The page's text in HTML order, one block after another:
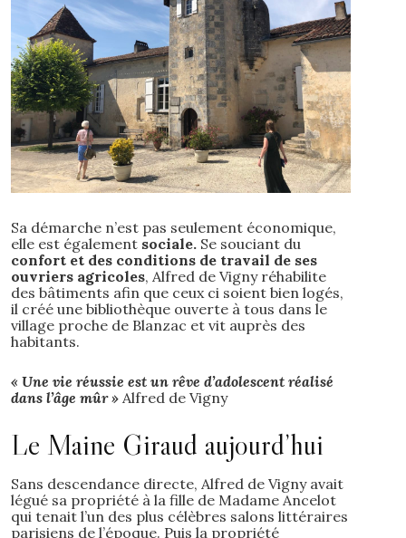
Sa démarche n’est pas seulement économique,
elle est également sociale. Se souciant du
confort et des conditions de travail de ses
ouvriers agricoles, Alfred de Vigny réhabilite
des bâtiments afin que ceux ci soient bien logés,
il créé une bibliothèque ouverte à tous dans le
village proche de Blanzac et vit auprès des
habitants.
« Une vie réussie est un rêve d’adolescent réalisé
dans l’âge mûr » Alfred de Vigny
Le Maine Giraud aujourd’hui
Sans descendance directe, Alfred de Vigny avait
légué sa propriété à la fille de Madame Ancelot
qui tenait l’un des plus célèbres salons littéraires
parisiens de l’époque. Puis la propriété